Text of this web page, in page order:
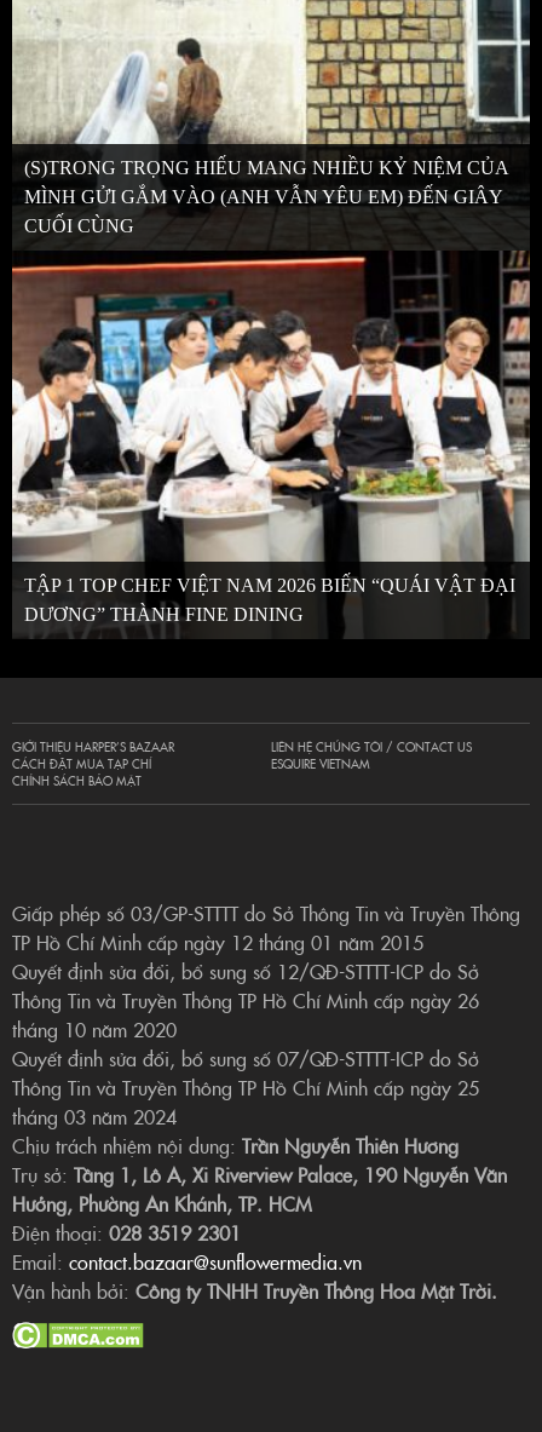
(S)TRONG TRỌNG HIẾU MANG NHIỀU KỶ NIỆM CỦA
MÌNH GỬI GẮM VÀO (ANH VẪN YÊU EM) ĐẾN GIÂY
CUỐI CÙNG
TẬP 1 TOP CHEF VIỆT NAM 2026 BIẾN “QUÁI VẬT ĐẠI
DƯƠNG” THÀNH FINE DINING
GIỚI THIỆU HARPER’S BAZAAR
CÁCH ĐẶT MUA TẠP CHÍ
CHÍNH SÁCH BẢO MẬT
LIÊN HỆ CHÚNG TÔI / CONTACT US
ESQUIRE VIETNAM
Giấp phép số 03/GP-STTTT do Sở Thông Tin và Truyền Thông
TP Hồ Chí Minh cấp ngày 12 tháng 01 năm 2015
Quyết định sửa đổi, bổ sung số 12/QĐ-STTTT-ICP do Sở
Thông Tin và Truyền Thông TP Hồ Chí Minh cấp ngày 26
tháng 10 năm 2020
Quyết định sửa đổi, bổ sung số 07/QĐ-STTTT-ICP do Sở
Thông Tin và Truyền Thông TP Hồ Chí Minh cấp ngày 25
tháng 03 năm 2024
Chịu trách nhiệm nội dung: Trần Nguyễn Thiên Hương
Trụ sở: Tầng 1, Lô A, Xi Riverview Palace, 190 Nguyễn Văn
Hưởng, Phường An Khánh, TP. HCM
Điện thoại: 028 3519 2301
Email: contact.bazaar@sunflowermedia.vn
Vận hành bởi: Công ty TNHH Truyền Thông Hoa Mặt Trời.